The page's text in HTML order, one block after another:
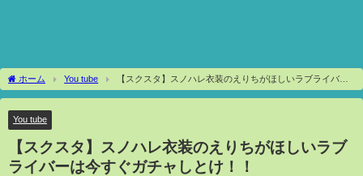
ホーム You tube
【スクスタ】スノハレ衣装のえりちがほしいラブライバー
は今すぐガチャしとけ！！
You tube
【スクスタ】スノハレ衣装のえりちがほしいラブ
ライバーは今すぐガチャしとけ！！